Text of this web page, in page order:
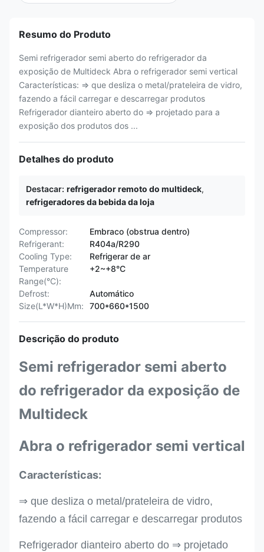
Resumo do Produto
Semi refrigerador semi aberto do refrigerador da
exposição de Multideck Abra o refrigerador semi vertical
Características: ⇒ que desliza o metal/prateleira de vidro,
fazendo a fácil carregar e descarregar produtos
Refrigerador dianteiro aberto do ⇒ projetado para a
exposição dos produtos dos ...
Detalhes do produto
Destacar: refrigerador remoto do multideck,
refrigeradores da bebida da loja
Compressor:
Embraco (obstrua dentro)
Refrigerant:
R404a/R290
Cooling Type:
Refrigerar de ar
Temperature
Range(°C):
+2~+8°C
Defrost:
Automático
Size(L*W*H)Mm:
700*660*1500
Descrição do produto
Semi refrigerador semi aberto
do refrigerador da exposição de
Multideck
Abra o refrigerador semi vertical
Características:
⇒ que desliza o metal/prateleira de vidro,
fazendo a fácil carregar e descarregar produtos
Refrigerador dianteiro aberto do ⇒ projetado